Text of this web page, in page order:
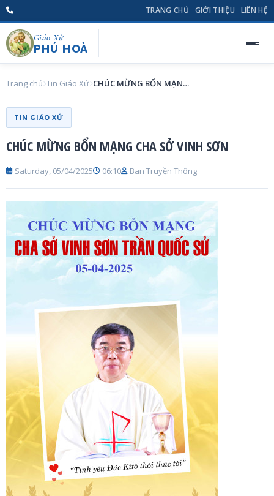
TRANG CHỦ GIỚI THIỆU LIÊN HỆ
Giáo Xứ
PHÚ HOÀ
Trang chủ Tin Giáo Xứ CHÚC MỪNG BỔN MẠNG CHA SỞ VINH SƠN
TIN GIÁO XỨ
CHÚC MỪNG BỔN MẠNG CHA SỞ VINH SƠN
Saturday, 05/04/2025 06:10 Ban Truyền Thông